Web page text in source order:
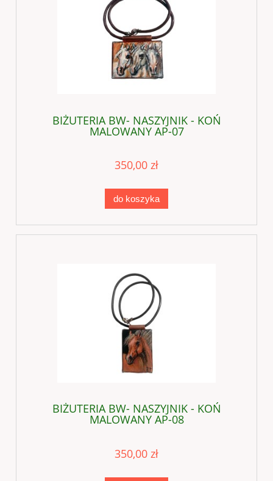
BIŻUTERIA BW- NASZYJNIK - KOŃ
MALOWANY AP-07
350,00 zł
do koszyka
BIŻUTERIA BW- NASZYJNIK - KOŃ
MALOWANY AP-08
350,00 zł